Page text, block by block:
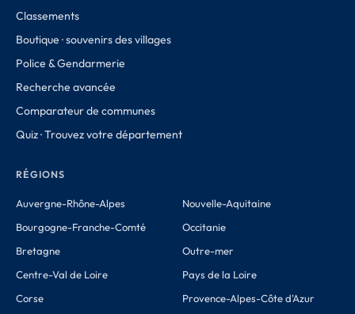
Classements
Boutique · souvenirs des villages
Police & Gendarmerie
Recherche avancée
Comparateur de communes
Quiz · Trouvez votre département
RÉGIONS
Auvergne-Rhône-Alpes
Bourgogne-Franche-Comté
Bretagne
Centre-Val de Loire
Corse
Nouvelle-Aquitaine
Occitanie
Outre-mer
Pays de la Loire
Provence-Alpes-Côte d'Azur